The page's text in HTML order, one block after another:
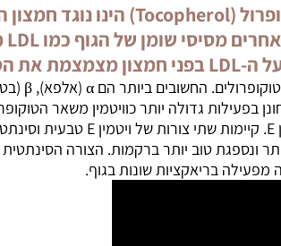
ויטמין E או טוקופרול (Tocopherol) הינו נוגד חמצון המגן על קרומי
התאים וחלקים אחרים מסיסי שומן של הגוף כמו LDL מפני רדיקלים
בטבע קיימים 8 סוגי טוקופרולים. החשובים ביותר הם α (אלפא), β (בטא), γ (גמא), δ (דלתא).
משאר הטוקופרולים ולמעשה אליו
מתכוונים בשם ויטמין E. קיימות שתי צורות של ויטמין E טבעית וסינתטית. הצורה הטבעית
הצורה הסינתטית עשויה מנפט, נספגת